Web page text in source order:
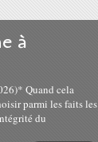
à
Quand cela
parmi les faits les
du